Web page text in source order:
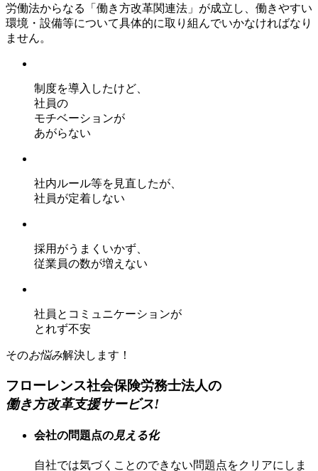
労働法からなる「働き方改革関連法」が成立し、働きやすい
環境・設備等について具体的に取り組んでいかなければなり
ません。
制度を導入したけど、
社員の
モチベーションが
あがらない
社内ルール等を見直したが、
社員が定着しない
採用がうまくいかず、
従業員の数が増えない
社員とコミュニケーションが
とれず不安
そのお悩み解決します！
フローレンス社会保険労務士法人の
働き方改革支援サービス!
会社の問題点の 見える化
自社では気づくことのできない問題点をクリアにしま